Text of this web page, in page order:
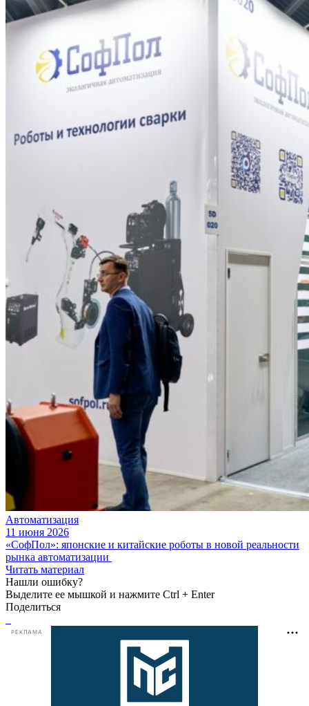
Автоматизация
11 июня 2026
«СофПол»: японские и китайские роботы в новой реальности
рынка автоматизации
Читать материал
Нашли ошибку?
Выделите ее мышкой и нажмите Ctrl + Enter
Поделиться
РЕКЛАМА